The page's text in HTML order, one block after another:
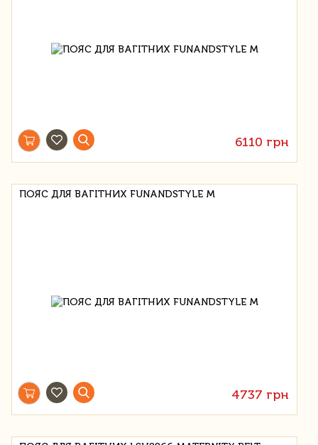
6110 грн
ПОЯС ДЛЯ ВАГІТНИХ FUNANDSTYLE M
4737 грн